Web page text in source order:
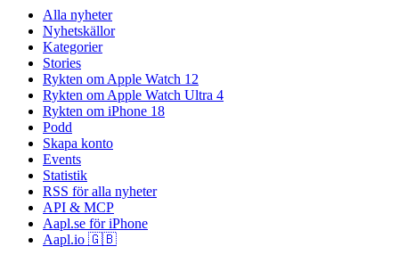
Alla nyheter
Nyhetskällor
Kategorier
Stories
Rykten om Apple Watch 12
Rykten om Apple Watch Ultra 4
Rykten om iPhone 18
Podd
Skapa konto
Events
Statistik
RSS för alla nyheter
API & MCP
Aapl.se för iPhone
Aapl.io 🇬🇧